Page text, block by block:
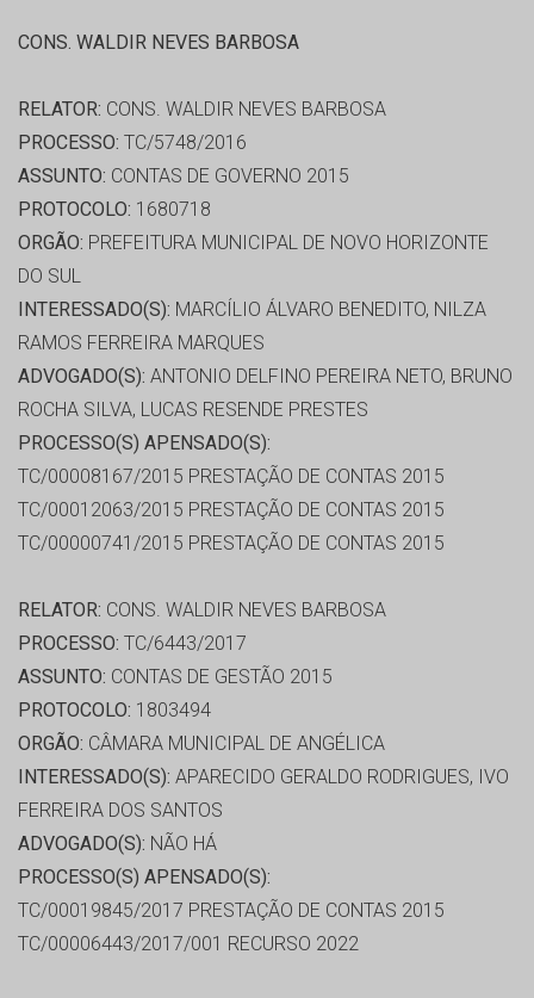
CONS. WALDIR NEVES BARBOSA
RELATOR: CONS. WALDIR NEVES BARBOSA
PROCESSO: TC/5748/2016
ASSUNTO: CONTAS DE GOVERNO 2015
PROTOCOLO: 1680718
ORGÃO: PREFEITURA MUNICIPAL DE NOVO HORIZONTE
DO SUL
INTERESSADO(S): MARCÍLIO ÁLVARO BENEDITO, NILZA
RAMOS FERREIRA MARQUES
ADVOGADO(S): ANTONIO DELFINO PEREIRA NETO, BRUNO
ROCHA SILVA, LUCAS RESENDE PRESTES
PROCESSO(S) APENSADO(S):
TC/00008167/2015 PRESTAÇÃO DE CONTAS 2015
TC/00012063/2015 PRESTAÇÃO DE CONTAS 2015
TC/00000741/2015 PRESTAÇÃO DE CONTAS 2015
RELATOR: CONS. WALDIR NEVES BARBOSA
PROCESSO: TC/6443/2017
ASSUNTO: CONTAS DE GESTÃO 2015
PROTOCOLO: 1803494
ORGÃO: CÂMARA MUNICIPAL DE ANGÉLICA
INTERESSADO(S): APARECIDO GERALDO RODRIGUES, IVO
FERREIRA DOS SANTOS
ADVOGADO(S): NÃO HÁ
PROCESSO(S) APENSADO(S):
TC/00019845/2017 PRESTAÇÃO DE CONTAS 2015
TC/00006443/2017/001 RECURSO 2022